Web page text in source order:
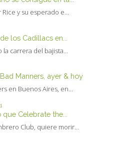
y su esperado e...
los Cadillacs en...
carrera del bajista...
Manners, ayer & hoy
en Buenos Aires, en...
Celebrate the...
Club, quiere morir...